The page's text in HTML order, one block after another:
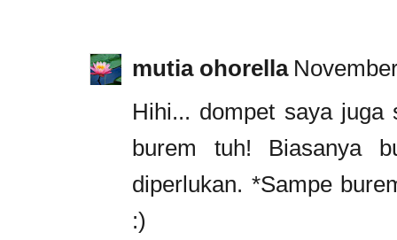
mutia ohorella
Hihi... dompet saya
burem tuh! Biasanya
diperlukan. *Sampe
:)